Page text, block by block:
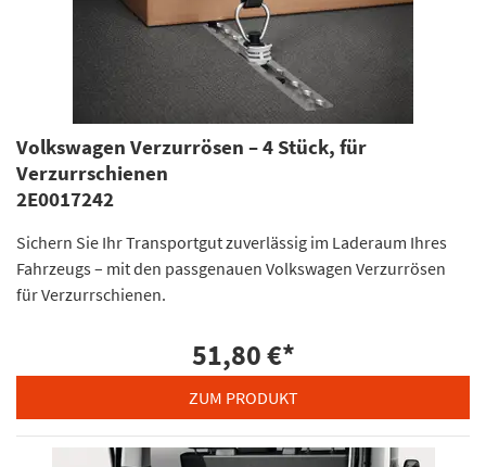
Volkswagen Verzurrösen – 4 Stück, für
Verzurrschienen
2E0017242
Sichern Sie Ihr Transportgut zuverlässig im Laderaum Ihres
Fahrzeugs – mit den passgenauen Volkswagen Verzurrösen
für Verzurrschienen.
51,80 €*
ZUM PRODUKT